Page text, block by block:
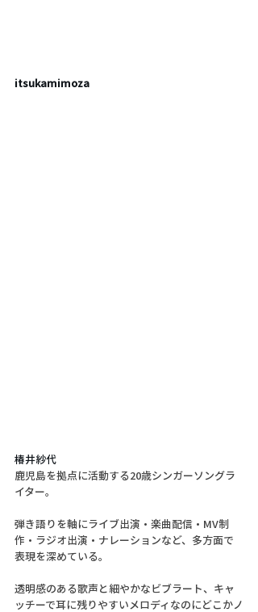
itsukamimoza
椿井紗代
鹿児島を拠点に活動する20歳シンガーソングラ
イター。
弾き語りを軸にライブ出演・楽曲配信・MV制
作・ラジオ出演・ナレーションなど、多方面で
表現を深めている。
透明感のある歌声と細やかなビブラート、キャ
ッチーで耳に残りやすいメロディなのにどこかノ